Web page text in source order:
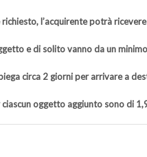
l’acquirente potrà
e di solito vanno da un
circa 2 giorni per arrivare a
oggetto aggiunto sono di